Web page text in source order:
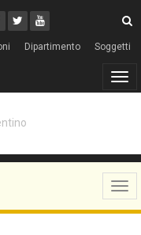
Twitter
Youtube
Dipartimento Soggetti